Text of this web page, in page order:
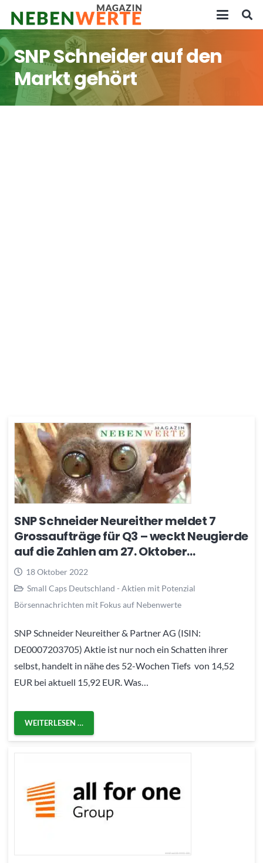
SNP Schneider auf den
Markt gehört
SNP Schneider Neureither meldet 7
Grossaufträge für Q3 – weckt Neugierde
auf die Zahlen am 27. Oktober…
18 Oktober 2022
Small Caps Deutschland - Aktien mit Potenzial
Börsennachrichten mit Fokus auf Nebenwerte
SNP Schneider Neureither & Partner AG (ISIN:
DE0007203705) Aktie ist nur noch ein Schatten ihrer
selbst, handelt in nähe des 52-Wochen Tiefs von 14,52
EUR bei aktuell 15,92 EUR. Was…
WEITERLESEN …